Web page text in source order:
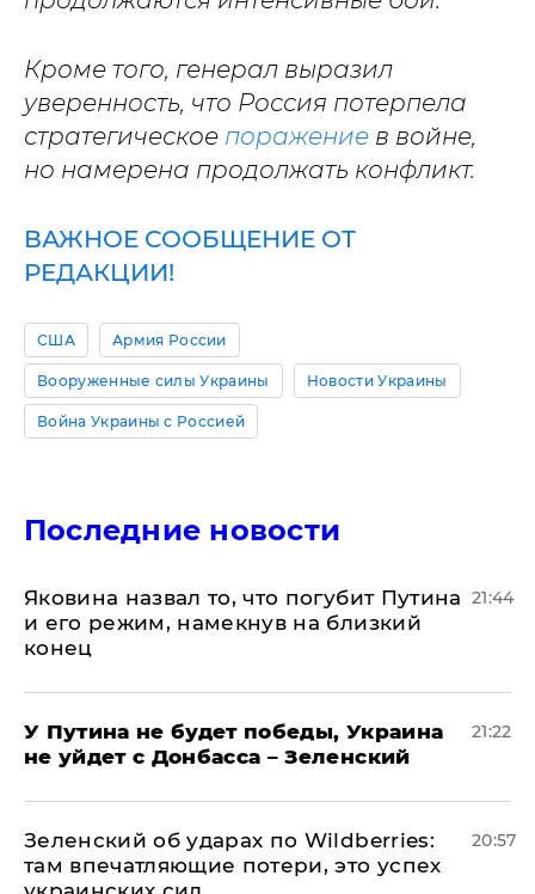
Кроме того, генерал выразил
уверенность, что Россия потерпела
стратегическое поражение в войне,
но намерена продолжать конфликт.
ВАЖНОЕ СООБЩЕНИЕ ОТ
РЕДАКЦИИ!
США Армия России
Вооруженные силы Украины Новости Украины
Война Украины с Россией
Последние новости
Яковина назвал то, что погубит Путина
и его режим, намекнув на близкий
конец
21:44
У Путина не будет победы, Украина
не уйдет с Донбасса – Зеленский
21:22
Зеленский об ударах по Wildberries:
там впечатляющие потери, это успех
20:57